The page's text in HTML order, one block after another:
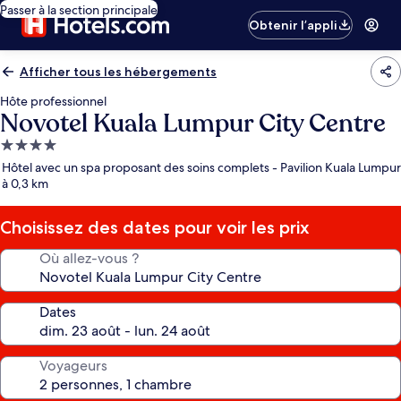
Passer à la section principale
Obtenir l’appli
Afficher tous les hébergements
Hôte professionnel
Novotel Kuala Lumpur City Centre
Hébergement
4.0 étoiles
Hôtel avec un spa proposant des soins complets - Pavilion Kuala Lumpur
à 0,3 km
Choisissez des dates pour voir les prix
Où allez-vous ?
Dates
Voyageurs